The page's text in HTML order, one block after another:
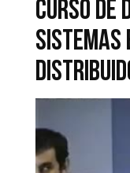
CURSO DE
SISTEMAS